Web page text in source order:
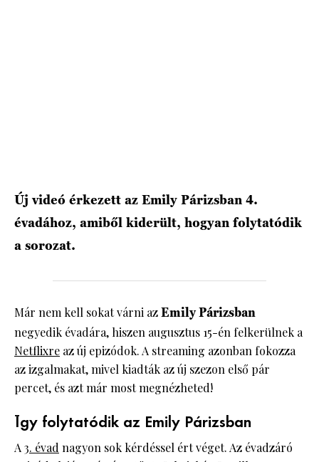
Új videó érkezett az Emily Párizsban 4.
évadához, amiből kiderült, hogyan folytatódik
a sorozat.
Már nem kell sokat várni azEmily Párizsban
negyedik évadára, hiszen augusztus 15-én felkerülnek a
Netflixre az új epizódok. A streaming azonban fokozza
az izgalmakat, mivel kiadták az új szezon első pár
percet, és azt már most megnézheted!
Így folytatódik az Emily Párizsban
A3. évad nagyon sok kérdéssel ért véget. Az évadzáró